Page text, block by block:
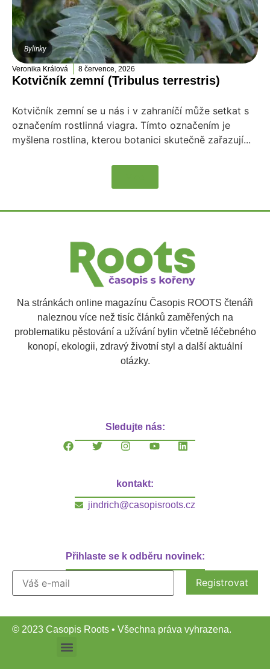
Bylinky
Veronika Králová 8 července, 2026
Kotvičník zemní (Tribulus terrestris)
Kotvičník zemní se u nás i v zahraníčí může setkat s
označením rostlinná viagra. Tímto označením je
myšlena rostlina, kterou botanici skutečně zařazují...
Na stránkách online magazínu Časopis ROOTS čtenáři
naleznou více než tisíc článků zaměřených na
problematiku pěstování a užívání bylin včetně léčebného
konopí, ekologii, zdravý životní styl a další aktuální
otázky.
Sledujte nás:
kontakt:
jindrich@casopisroots.cz
Přihlaste se k odběru novinek:
© 2023 Casopis Roots • Všechna práva vyhrazena.